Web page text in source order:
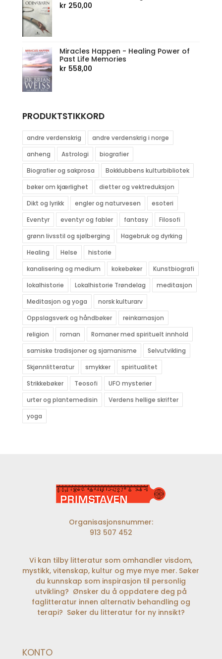
kr 250,00
Miracles Happen - Healing Power of
Past Life Memories
kr 558,00
PRODUKTSTIKKORD
andre verdenskrig
andre verdenskrig i norge
anheng
Astrologi
biografier
Biografier og sakprosa
Bokklubbens kulturbibliotek
bøker om kjærlighet
dietter og vektreduksjon
Dikt og lyrikk
engler og naturvesen
esoteri
Eventyr
eventyr og fabler fantasy
Filosofi
grønn livsstil og sjølberging
Hagebruk og dyrking
Healing
Helse
historie
kanalisering og medium
kokebøker
Kunstbiografi
lokalhistorie
Lokalhistorie Trøndelag
meditasjon
Meditasjon og yoga
norsk kulturarv
Oppslagsverk og håndbøker
reinkarnasjon
religion
roman
Romaner med spirituelt innhold
samiske tradisjoner og sjamanisme
Selvutvikling
Skjønnlitteratur
smykker
spiritualitet
Strikkebøker
Teosofi
UFO mysterier
urter og plantemedisin
Verdens hellige skrifter
yoga
Organisasjonsnummer:
913 507 452
Vi kan tilby litteratur som omhandler visdom,
mystikk, vitenskap, kultur og mye mye mer. Søker
du kunnskap som inspirasjon til personlig
utvikling? Ønsker du å oppdatere deg på
faglitteratur innen alternativ behandling og
terapi? Søker du litteratur for ny innsikt?
KONTO